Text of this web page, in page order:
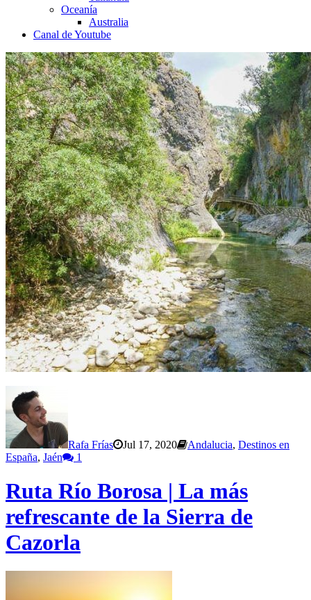
Oceanía
Australia
Canal de Youtube
Rafa Frías Jul 17, 2020 Andalucia, Destinos en
España, Jaén 1
Ruta Río Borosa | La más
refrescante de la Sierra de
Cazorla